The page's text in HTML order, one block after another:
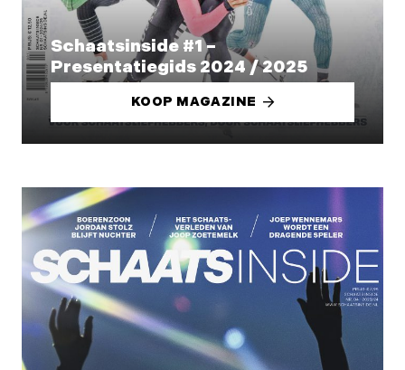
Schaatsinside #1 –
Presentatiegids 2024 / 2025
KOOP MAGAZINE